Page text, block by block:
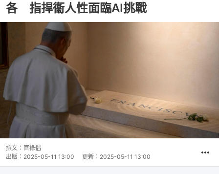
各 指捍衞人性面臨AI挑戰
撰文： 官祿倡
出版： 2025-05-11 13:00 更新： 2025-05-11 13:00